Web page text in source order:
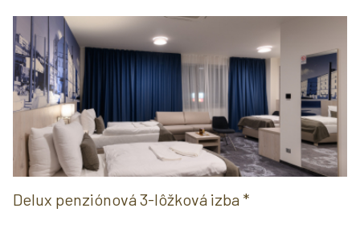
Delux penziónová 3-lôžková izba *